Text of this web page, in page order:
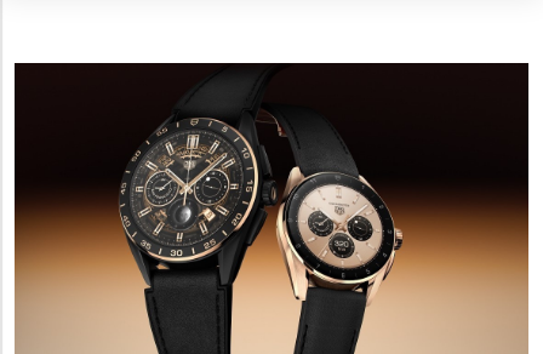
Do kategórie luxusných náramkových hodiniek potom
prinášajú funkcie akomeranie srdcového tepu,
sledovanie športových aktivít
(vrátane špeciálneho
zamerania napríklad na golf, cyklistiku, plávanie a ďalšie
športy), možno ich využívať nabezkontaktné platbya
obsahujú kompas a barometer. Ide teda v tomto
ohľade o špičkové chytré hodinky, ktoré k moderným
funkciám pridávajú štýl a kvalitu spracovania tradičnej
hodinárskej značky. Modely navyše TAG Heuer neustále
vylepšuje. Aktuálne sú k dispozícii vo štvrtej generácii E4